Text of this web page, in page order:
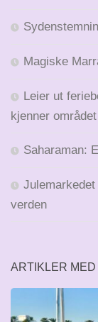
Magiske
Leier ut
kjenner
Saharaman:
verden
ARTIKLER